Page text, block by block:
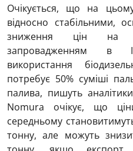
Очікується, що на
відносно стабільними,
зниження цін на
запровадженням в
використання
потребує 50% суміші
палива, пишуть
Nomura очікує, що
середньому
тонну, але можуть